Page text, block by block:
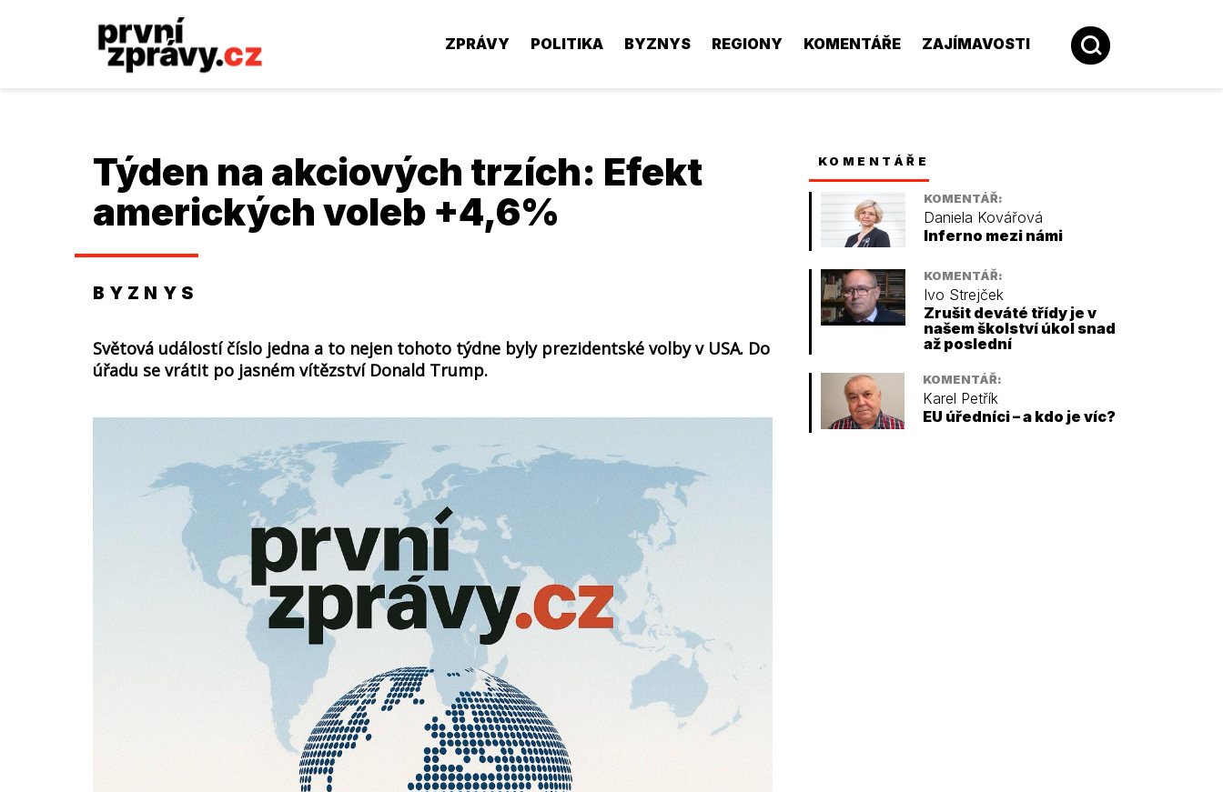
ZPRÁVY POLITIKA BYZNYS REGIONY KOMENTÁŘE ZAJÍMAVOSTI
Týden na akciových trzích: Efekt
amerických voleb +4,6%
BYZNYS
Světová událostí číslo jedna a to nejen tohoto týdne byly prezidentské volby v USA. Do
úřadu se vrátit po jasném vítězství Donald Trump.
KOMENTÁŘE
KOMENTÁŘ:
Daniela Kovářová
Inferno mezi námi
KOMENTÁŘ:
Ivo Strejček
Zrušit deváté třídy je v
našem školství úkol snad
až poslední
KOMENTÁŘ:
Karel Petřík
EU úředníci – a kdo je víc?